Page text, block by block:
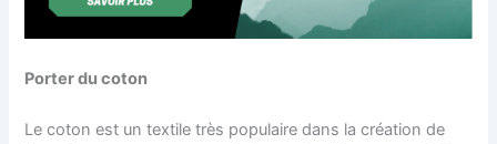
Porter du coton
Le coton est un textile très populaire dans la création de